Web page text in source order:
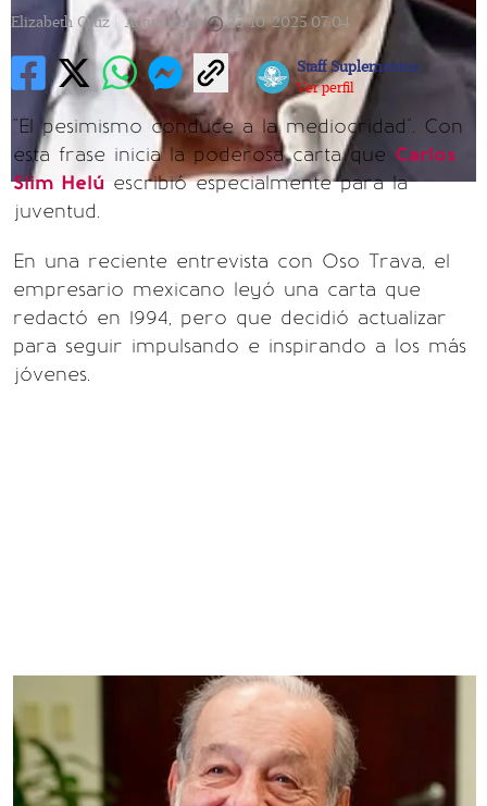
Elizabeth Cruz |
Actualizada 25/10/2025 07:04
Staff Suplementos
Ver perfil
"El pesimismo conduce a la mediocridad". Con
esta frase inicia la poderosa carta que Carlos
Slim Helú escribió especialmente para la
juventud.
En una reciente entrevista con Oso Trava, el
empresario mexicano leyó una carta que
redactó en 1994, pero que decidió actualizar
para seguir impulsando e inspirando a los más
jóvenes.